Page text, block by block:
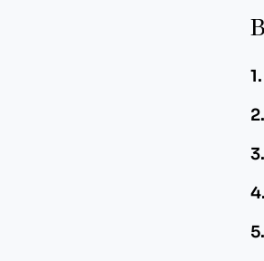
1.
2.
3.
4.
5.